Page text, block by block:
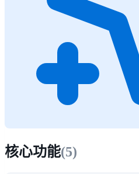
核心功能(5)